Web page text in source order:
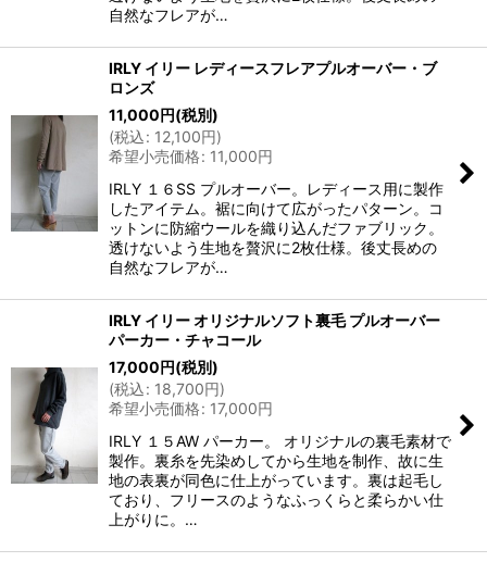
自然なフレアが…
IRLY イリー レディースフレアプルオーバー・ブ
ロンズ
11,000円(税別)
(税込: 12,100円)
希望小売価格: 11,000円
IRLY １６SS プルオーバー。レディース用に製作
したアイテム。裾に向けて広がったパターン。コ
ットンに防縮ウールを織り込んだファブリック。
透けないよう生地を贅沢に2枚仕様。後丈長めの
自然なフレアが…
IRLY イリー オリジナルソフト裏毛 プルオーバー
パーカー・チャコール
17,000円(税別)
(税込: 18,700円)
希望小売価格: 17,000円
IRLY １５AW パーカー。 オリジナルの裏毛素材で
製作。裏糸を先染めしてから生地を制作、故に生
地の表裏が同色に仕上がっています。裏は起毛し
ており、フリースのようなふっくらと柔らかい仕
上がりに。…